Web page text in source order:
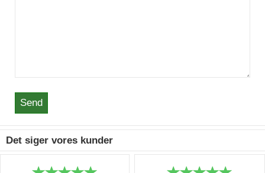
Send
Det siger vores kunder